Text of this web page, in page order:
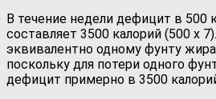
В течение недели дефицит в 500
составляет 3500 калорий (500 x
эквивалентно одному фунту
поскольку для потери одного
дефицит примерно в 3500